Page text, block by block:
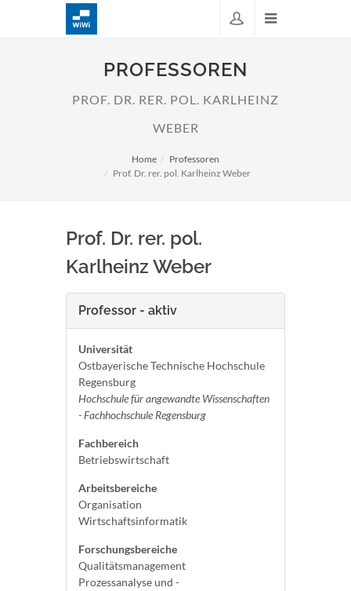
PROFESSOREN
PROF. DR. RER. POL. KARLHEINZ
WEBER
Home
Professoren
Prof. Dr. rer. pol. Karlheinz Weber
Prof. Dr. rer. pol.
Karlheinz Weber
Professor - aktiv
Universität
Ostbayerische Technische Hochschule
Regensburg
Hochschule für angewandte Wissenschaften
- Fachhochschule Regensburg
Fachbereich
Betriebswirtschaft
Arbeitsbereiche
Organisation
Wirtschaftsinformatik
Forschungsbereiche
Qualitätsmanagement
Prozessanalyse und -